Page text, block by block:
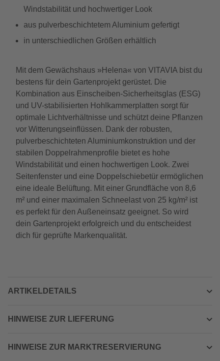
Windstabilität und hochwertiger Look
aus pulverbeschichtetem Aluminium gefertigt
in unterschiedlichen Größen erhältlich
Mit dem Gewächshaus »Helena« von VITAVIA bist du
bestens für dein Gartenprojekt gerüstet. Die
Kombination aus Einscheiben-Sicherheitsglas (ESG)
und UV-stabilisierten Hohlkammerplatten sorgt für
optimale Lichtverhältnisse und schützt deine Pflanzen
vor Witterungseinflüssen. Dank der robusten,
pulverbeschichteten Aluminiumkonstruktion und der
stabilen Doppelrahmenprofile bietet es hohe
Windstabilität und einen hochwertigen Look. Zwei
Seitenfenster und eine Doppelschiebetür ermöglichen
eine ideale Belüftung. Mit einer Grundfläche von 8,6
m² und einer maximalen Schneelast von 25 kg/m² ist
es perfekt für den Außeneinsatz geeignet. So wird
dein Gartenprojekt erfolgreich und du entscheidest
dich für geprüfte Markenqualität.
ARTIKELDETAILS
HINWEISE ZUR LIEFERUNG
HINWEISE ZUR MARKTRESERVIERUNG